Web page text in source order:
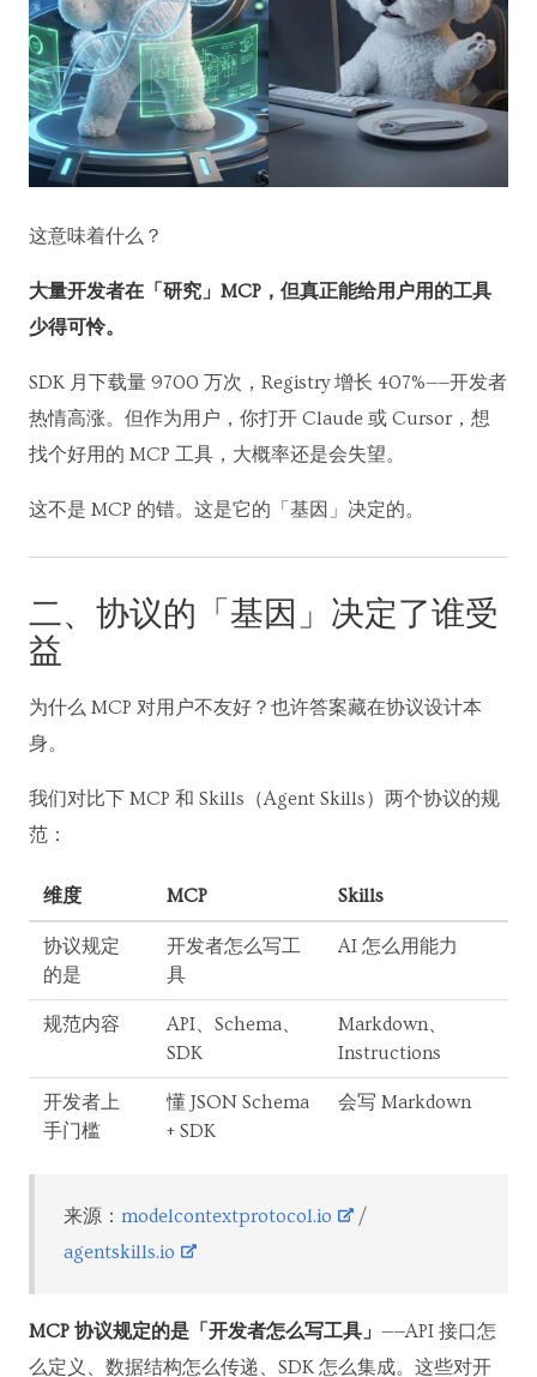
这意味着什么？
大量开发者在「研究」MCP，但真正能给用户用的工具
少得可怜。
SDK 月下载量 9700 万次，Registry 增长 407%——开发者
热情高涨。但作为用户，你打开 Claude 或 Cursor，想
找个好用的 MCP 工具，大概率还是会失望。
这不是 MCP 的错。这是它的「基因」决定的。
二、协议的「基因」决定了谁受
益
为什么 MCP 对用户不友好？也许答案藏在协议设计本
身。
我们对比下 MCP 和 Skills（Agent Skills）两个协议的规
范：
维度 MCP Skills
协议规定
的是
开发者怎么写工
具
AI 怎么用能力
规范内容
API、Schema、
SDK
Markdown、
Instructions
开发者上
手门槛
懂 JSON Schema
+ SDK
会写 Markdown
来源： modelcontextprotocol.io
/
agentskills.io
MCP 协议规定的是「开发者怎么写工具」 ——API 接口怎
么定义、数据结构怎么传递、SDK 怎么集成。这些对开